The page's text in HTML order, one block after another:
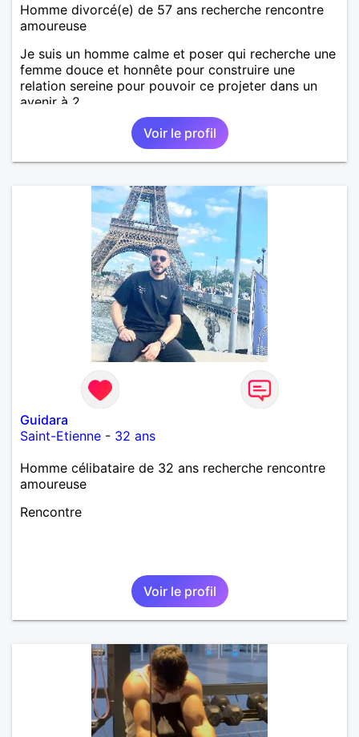
Homme divorcé(e) de 57 ans recherche rencontre
amoureuse
Je suis un homme calme et poser qui recherche une
femme douce et honnête pour construire une
relation sereine pour pouvoir ce projeter dans un
avenir à 2
Voir le profil
Guidara
Saint-Etienne - 32 ans
Homme célibataire de 32 ans recherche rencontre
amoureuse
Rencontre
Voir le profil